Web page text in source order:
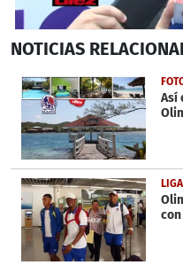
seconds
1
minute,
seconds
NOTICIAS
Así